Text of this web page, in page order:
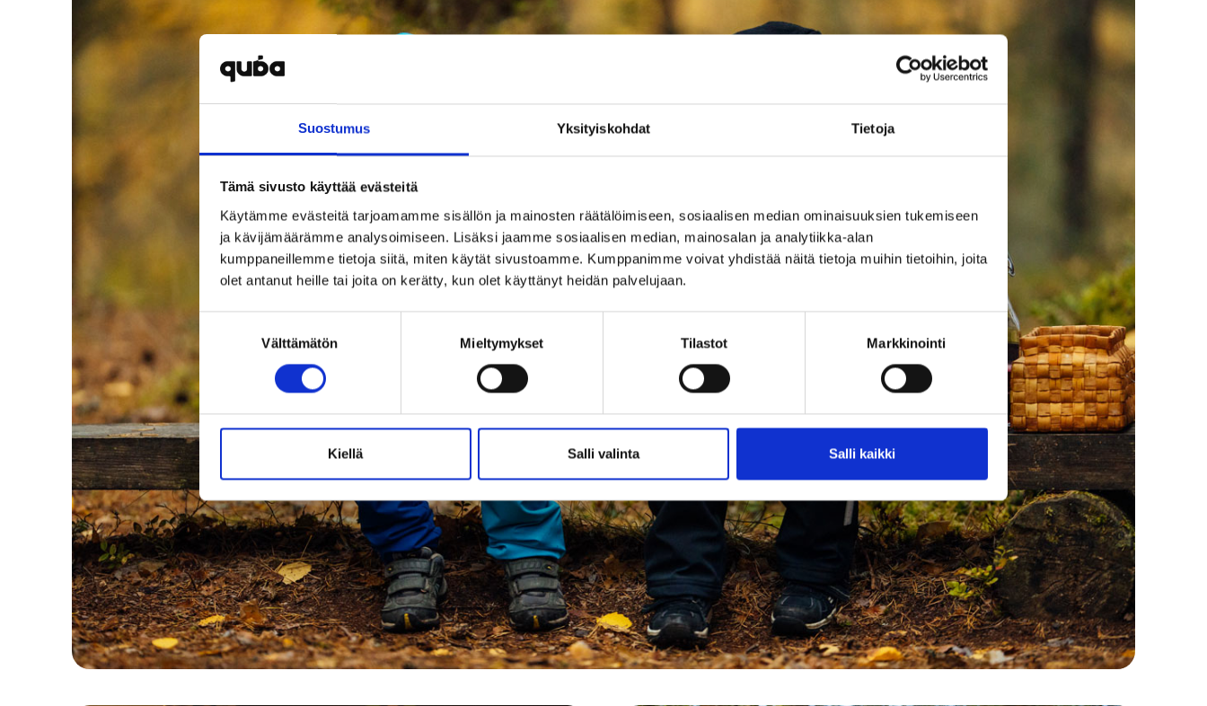
Suostumus Yksityiskohdat Tietoja
Tämä sivusto käyttää evästeitä
Käytämme evästeitä tarjoamamme sisällön ja mainosten räätälöimiseen, sosiaalisen median ominaisuuksien tukemiseen
ja kävijämäärämme analysoimiseen. Lisäksi jaamme sosiaalisen median, mainosalan ja analytiikka-alan
kumppaneillemme tietoja siitä, miten käytät sivustoamme. Kumppanimme voivat yhdistää näitä tietoja muihin tietoihin, joita
olet antanut heille tai joita on kerätty, kun olet käyttänyt heidän palvelujaan.
Välttämätön Mieltymykset Tilastot Markkinointi
Kiellä Salli valinta Salli kaikki
Matkan tuloksena syntyneet materiaalit muodostivat ainutlaatuisen sisältöpohjan
Taste of Visit Lahti
Taste of Visit Lahti -kampanjasivusto toteutettiin Webflow -alustalla.
Sivuston mobiiliversion käyttäjäystävällisyyttä parannettiin mm. lisäämällä
sovellustyyppinen navigaatiopaneeli sekä reittien horisontaalinen skrollaustoiminto.